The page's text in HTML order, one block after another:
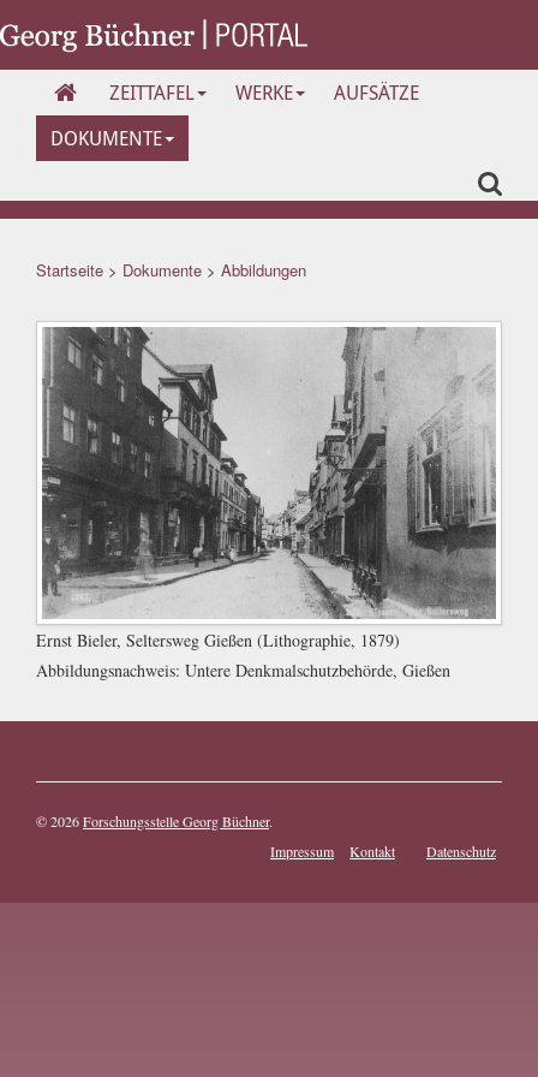
ZEITTAFEL WERKE
AUFSÄTZE
DOKUMENTE
Startseite > Dokumente > Abbildungen
Ernst Bieler, Seltersweg Gießen (Lithographie, 1879)
Abbildungsnachweis: Untere Denkmalschutzbehörde, Gießen
© 2026Forschungsstelle Georg Büchner.
Impressum
Kontakt Datenschutz